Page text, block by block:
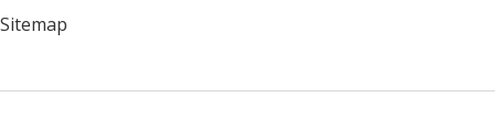
Sitemap